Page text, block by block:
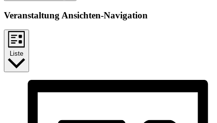
Veranstaltung Ansichten-Navigation
Liste